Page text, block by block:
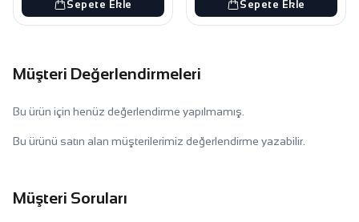
Sepete Ekle Sepete Ekle
Müşteri Değerlendirmeleri
Bu ürün için henüz değerlendirme yapılmamış.
Bu ürünü satın alan müşterilerimiz değerlendirme yazabilir.
Müşteri Soruları